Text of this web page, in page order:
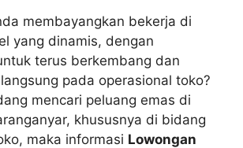
membayangkan bekerja di
yang dinamis, dengan
terus berkembang dan
pada operasional toko?
mencari peluang emas di
khususnya di bidang
maka informasi Lowongan